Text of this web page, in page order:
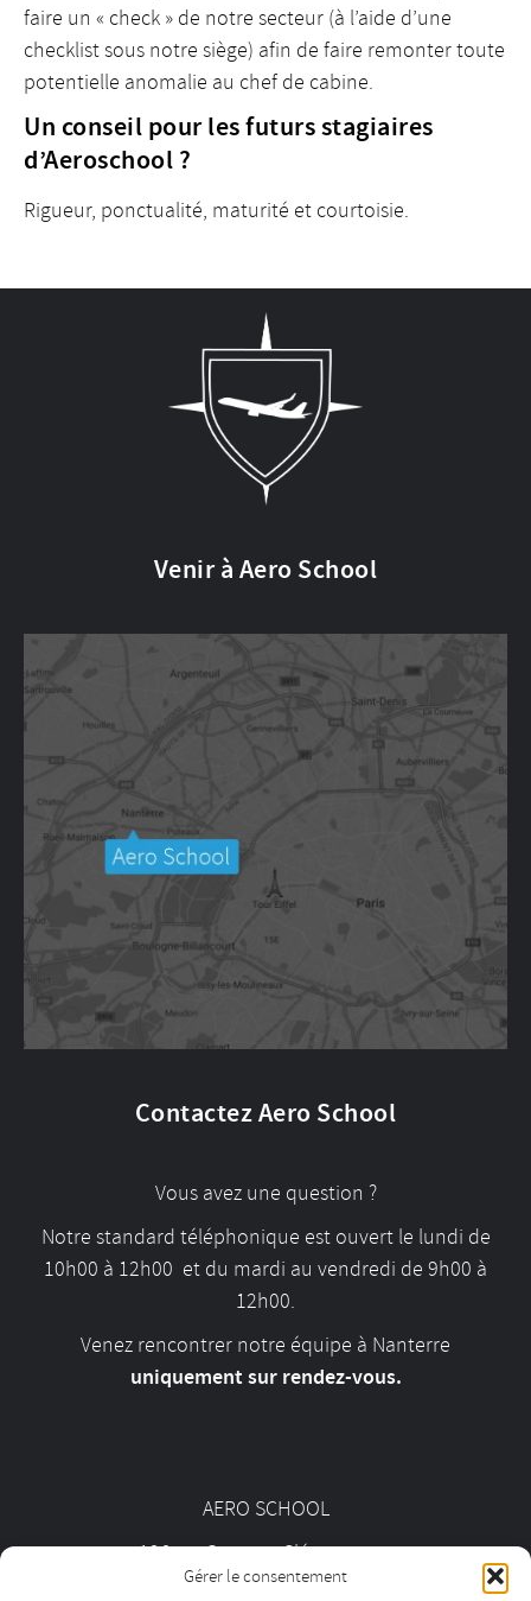
Gérer le consentement
faire un « check » de notre secteur (à l’aide d’une
checklist sous notre siège) afin de faire remonter toute
potentielle anomalie au chef de cabine.
Un conseil pour les futurs stagiaires
d’Aeroschool ?
Rigueur, ponctualité, maturité et courtoisie.
Venir à Aero School
Contactez Aero School
Vous avez une question ?
Notre standard téléphonique est ouvert le lundi de
10h00 à 12h00 et du mardi au vendredi de 9h00 à
12h00.
Venez rencontrer notre équipe à Nanterre
uniquement sur rendez-vous.
AERO SCHOOL
126 av. Georges Clémenceau